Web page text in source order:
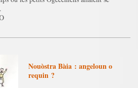
Nouòstra Bàia : angeloun o
requin ?